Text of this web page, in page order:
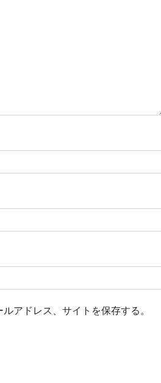
アドレス、サイトを保存する。